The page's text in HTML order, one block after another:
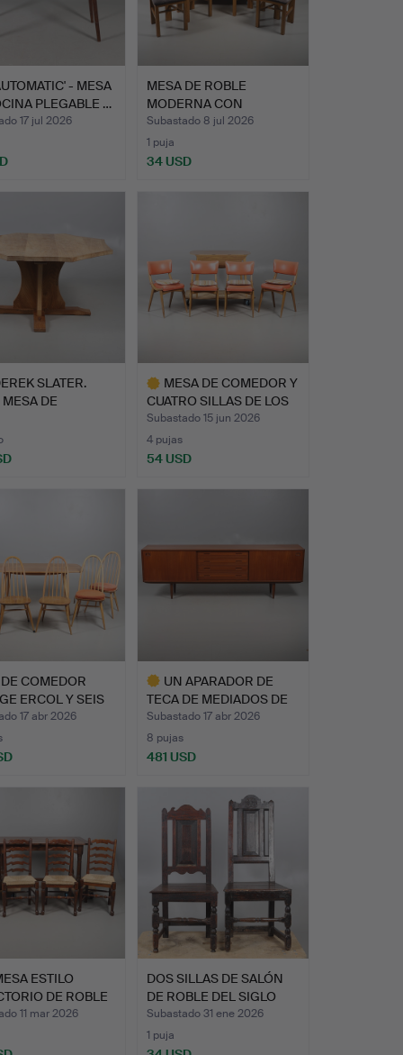
- MESA
PLEGABLE …
17 jul 2026
MESA DE ROBLE
MODERNA CON
EXTENSIONES Y CU…
Subastado 8 jul 2026
1 puja
34 USD
SLATER.
DE
MESA DE COMEDOR Y
CUATRO SILLAS DE LOS
AÑO…
Subastado 15 jun 2026
4 pujas
54 USD
COMEDOR
ERCOL Y SEIS
17 abr 2026
UN APARADOR DE
TECA DE MEDIADOS DE
SIGLO A…
Subastado 17 abr 2026
8 pujas
481 USD
ESTILO
DE ROBLE
11 mar 2026
DOS SILLAS DE SALÓN
DE ROBLE DEL SIGLO
XVI…
Subastado 31 ene 2026
1 puja